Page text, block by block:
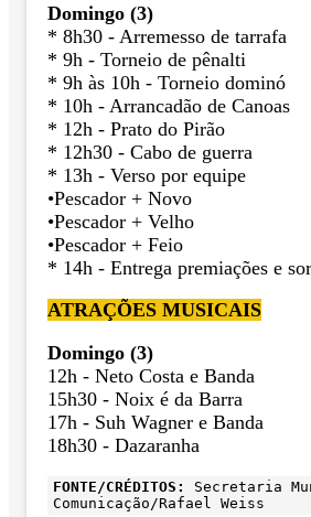
Domingo (3)
* 8h30 - Arremesso de tarrafa
* 9h - Torneio de pênalti
* 9h às 10h - Torneio dominó
* 10h - Arrancadão de Canoas
* 12h - Prato do Pirão
* 12h30 - Cabo de guerra
* 13h - Verso por equipe
•Pescador + Novo
•Pescador + Velho
•Pescador + Feio
* 14h - Entrega premiações e
ATRAÇÕES MUSICAIS
Domingo (3)
12h - Neto Costa e Banda
15h30 - Noix é da Barra
17h - Suh Wagner e Banda
18h30 - Dazaranha
FONTE/CRÉDITOS:
Secretaria
Comunicação/Rafael Weiss